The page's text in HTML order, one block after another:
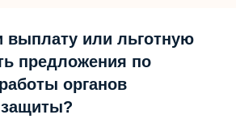
выплату или льготную
предложения по
органов